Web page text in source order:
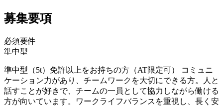
募集要項
必須要件
準中型
準中型（5t）免許以上をお持ちの方（AT限定可） コミュニ
ケーション力があり、チームワークを大切にできる方。人と
話すことが好きで、チームの一員として協力しながら働ける
方が向いています。ワークライフバランスを重視し、長く安